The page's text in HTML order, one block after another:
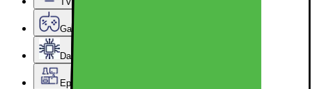
Gaming
Datorkomponenter
Epoq Kök & Tvättstuga